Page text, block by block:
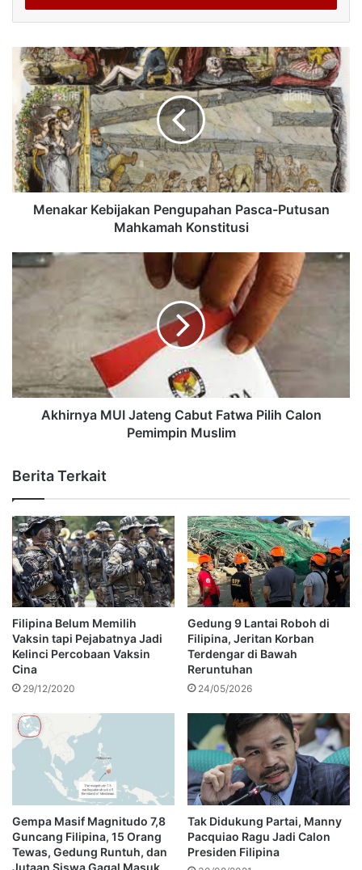
Menakar Kebijakan Pengupahan Pasca-Putusan
Mahkamah Konstitusi
Akhirnya MUI Jateng Cabut Fatwa Pilih Calon
Pemimpin Muslim
Berita Terkait
Filipina Belum Memilih
Vaksin tapi Pejabatnya Jadi
Kelinci Percobaan Vaksin
Cina
29/12/2020
Gedung 9 Lantai Roboh di
Filipina, Jeritan Korban
Terdengar di Bawah
Reruntuhan
24/05/2026
Gempa Masif Magnitudo 7,8
Guncang Filipina, 15 Orang
Tewas, Gedung Runtuh, dan
Jutaan Siswa Gagal Masuk
Tak Didukung Partai, Manny
Pacquiao Ragu Jadi Calon
Presiden Filipina